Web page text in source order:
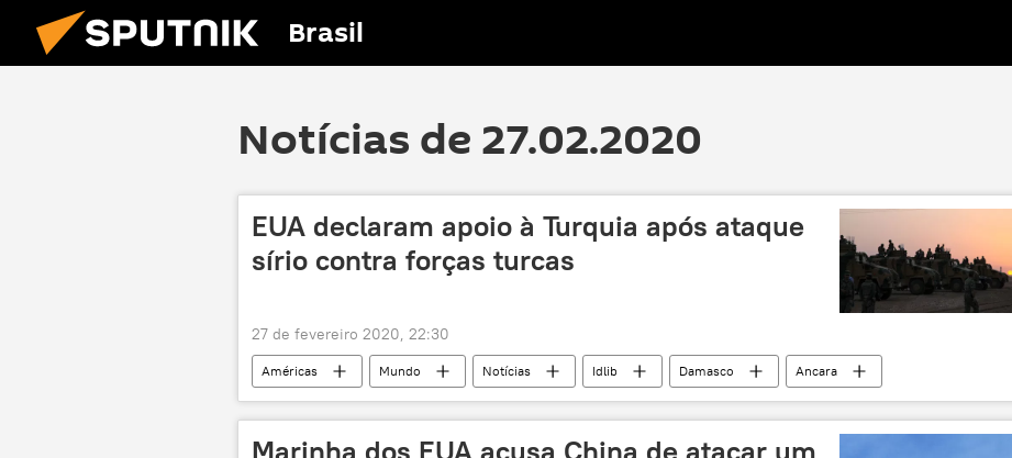
Brasil
Notícias de 27.02.2020
EUA declaram apoio à Turquia após ataque
sírio contra forças turcas
27 de fevereiro 2020, 22:30
Américas Mundo Notícias Idlib Damasco
Ancara
militares
soldados mortos EUA ataque Síria
Turquia